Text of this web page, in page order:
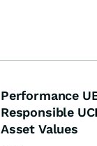
Performance
Responsible
Asset Values